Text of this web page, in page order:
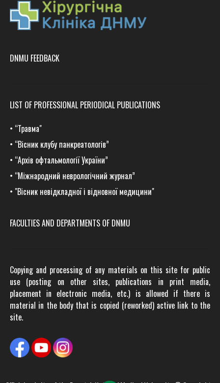
DNMU FEEDBACK
LIST OF PROFESSIONAL PERIODICAL PUBLICATIONS
• “Травма"
• “Вісник клубу панкреатологів”
• “Архів офтальмології України”
• “Міжнародний неврологічний журнал”
• "Вісник невідкладної і відновної медицини"
FACULTIES AND DEPARTMENTS OF DNMU
Copying and processing of any materials on this site for public
use (posting on other sites, publications in print media,
placement in electronic media, etc.) is allowed if there is
material in the body that is copied (reworked) active link to the
site.